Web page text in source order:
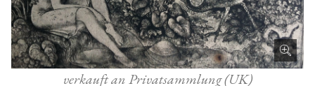
verkauft an Privatsammlung (UK)